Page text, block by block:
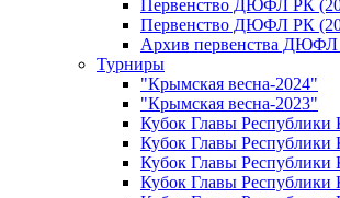
Первенство ДЮФЛ РК
Первенство ДЮФЛ РК
Архив первенства
Турниры
"Крымская весна-2024"
"Крымская весна-2023"
Кубок Главы Республики
Кубок Главы Республики
Кубок Главы Республики
Кубок Главы Республики